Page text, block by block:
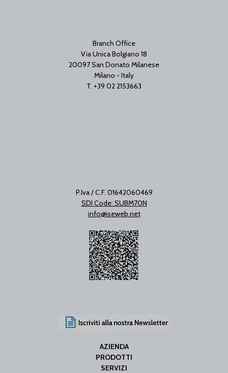
Branch Office
Via Unica Bolgiano 18
20097 San Donato Milanese
Milano - Italy
T. +39 02 2153663
P.Iva / C.F. 01642060469
SDI Code: SUBM70N
info@iseweb.net
AZIENDA
PRODOTTI
SERVIZI